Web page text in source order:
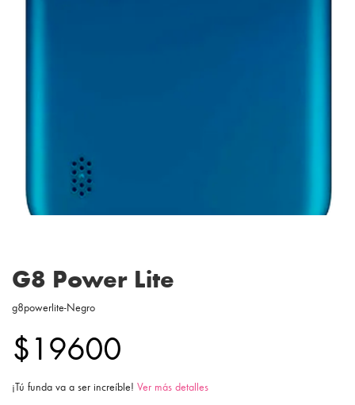
G8 Power Lite
g8powerlite-Negro
$19600
¡Tú funda va a ser increíble! Ver más detalles